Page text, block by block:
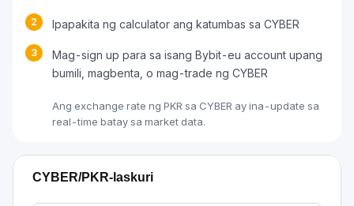
2 Ipapakita ng calculator ang katumbas sa CYBER
3
Mag-sign up para sa isang Bybit-eu account upang
bumili, magbenta, o mag-trade ng CYBER
Ang exchange rate ng PKR sa CYBER ay ina-update sa
real-time batay sa market data.
CYBER/PKR-laskuri